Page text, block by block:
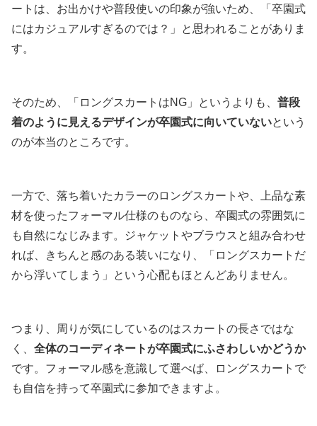
ートは、お出かけや普段使いの印象が強いため、「卒園式
にはカジュアルすぎるのでは？」と思われることがありま
す。
そのため、「ロングスカートはNG」というよりも、 普段
着のように見えるデザインが卒園式に向いていないという
のが本当のところです。
一方で、落ち着いたカラーのロングスカートや、上品な素
材を使ったフォーマル仕様のものなら、卒園式の雰囲気に
も自然になじみます。ジャケットやブラウスと組み合わせ
れば、きちんと感のある装いになり、「ロングスカートだ
から浮いてしまう」という心配もほとんどありません。
つまり、周りが気にしているのはスカートの長さではな
く、 全体のコーディネートが卒園式にふさわしいかどうか
です。フォーマル感を意識して選べば、ロングスカートで
も自信を持って卒園式に参加できますよ。